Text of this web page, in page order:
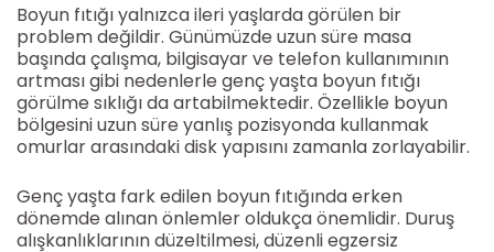
Boyun fıtığı yalnızca ileri yaşlarda görülen bir
problem değildir. Günümüzde uzun süre masa
başında çalışma, bilgisayar ve telefon kullanımının
artması gibi nedenlerle genç yaşta boyun fıtığı
görülme sıklığı da artabilmektedir. Özellikle boyun
bölgesini uzun süre yanlış pozisyonda kullanmak
omurlar arasındaki disk yapısını zamanla zorlayabilir.
Genç yaşta fark edilen boyun fıtığında erken
dönemde alınan önlemler oldukça önemlidir. Duruş
alışkanlıklarının düzeltilmesi, düzenli egzersiz